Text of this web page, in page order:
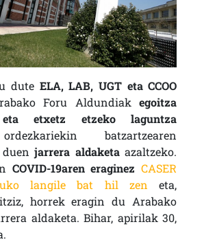
dute ELA, LAB, UGT eta CCOO
Foru Aldundiakegoitza
eta etxetz etzeko laguntza
batzartzearen
duenjarrera aldaketaazaltzeko.
COVID-19aren eraginez CASER
langile bat hil zen eta,
horrek eragin du Arabako
aldaketa. Bihar, apirilak 30,